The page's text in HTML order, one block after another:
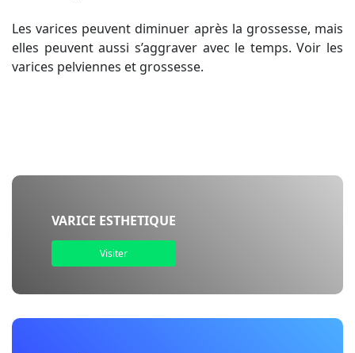
Les varices peuvent diminuer après la grossesse, mais
elles peuvent aussi s’aggraver avec le temps. Voir les
varices pelviennes et grossesse.
VARICE ESTHETIQUE
Visiter